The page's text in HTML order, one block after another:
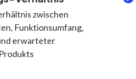
zwischen
Funktionsumfang,
erwarteter